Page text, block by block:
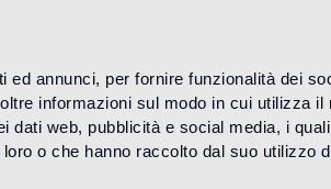
annunci, per fornire funzionalità dei
informazioni sul modo in cui utilizza il
dati web, pubblicità e social media, i
o che hanno raccolto dal suo utilizzo
BAGNO THE NENDO COLLECTION